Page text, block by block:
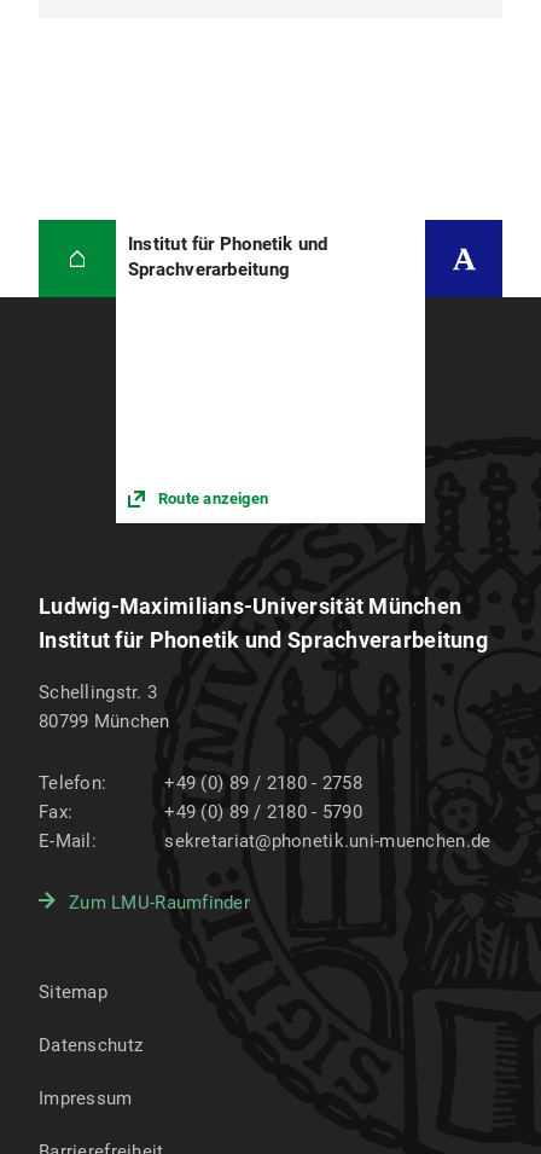
Einfuehrungsscript (PDF)
IPS-Logo (PNG)
beispiel1.pdf
beispiel3.tex
ips_publications.bib
Die beiden Dateien werden beim Herunterladen
mit der Dateiendung .txt angeboten, müssen aber
Unter Linux gibt es in der Regel ein Paket texlive
Institut für Phonetik und
Sprachverarbeitung
Route anzeigen
Ludwig-Maximilians-Universität München
Institut für Phonetik und Sprachverarbeitung
Schellingstr. 3
80799 München
Telefon:
+49 (0) 89 / 2180 - 2758
Fax:
+49 (0) 89 / 2180 - 5790
E-Mail:
sekretariat@phonetik.uni-muenchen.de
Zum LMU-Raumfinder
Sitemap
Datenschutz
Impressum